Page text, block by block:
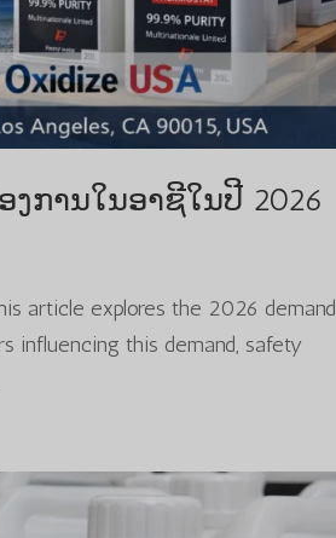
ງການໃນອາຊີໃນປີ 2026
article explores the 2026 demand
influencing this demand, safety